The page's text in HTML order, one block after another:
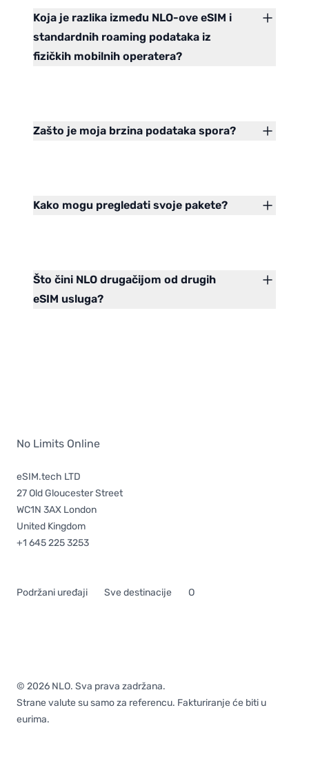
Koja je razlika između NLO-ove eSIM i
standardnih roaming podataka iz
fizičkih mobilnih operatera?
Zašto je moja brzina podataka spora?
Kako mogu pregledati svoje pakete?
Što čini NLO drugačijom od drugih
eSIM usluga?
No Limits Online
eSIM.tech LTD
27 Old Gloucester Street
WC1N 3AX London
United Kingdom
+1 645 225 3253
Podržani uređaji Sve destinacije O
© 2026 NLO. Sva prava zadržana.
Strane valute su samo za referencu. Fakturiranje će biti u
eurima.